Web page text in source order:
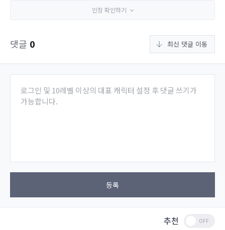
인장 확인하기
댓글 0 최신 댓글 이동
로그인 및 10레벨 이상의 대표 캐릭터 설정 후 댓글 쓰기가
가능합니다.
등록
추천